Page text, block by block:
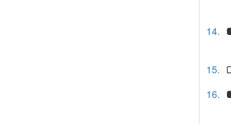
14.
15.
16.